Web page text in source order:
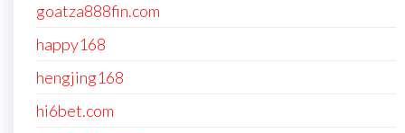
goatza888fin.com
happy168
hengjing168
hi6bet.com